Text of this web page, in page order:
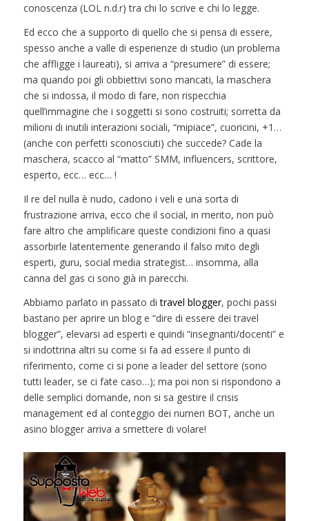
conoscenza (LOL n.d.r) tra chi lo scrive e chi lo legge.
Ed ecco che a supporto di quello che si pensa di essere,
spesso anche a valle di esperienze di studio (un problema
che affligge i laureati), si arriva a “presumere” di essere;
ma quando poi gli obbiettivi sono mancati, la maschera
che si indossa, il modo di fare, non rispecchia
quell’immagine che i soggetti si sono costruiti; sorretta da
milioni di inutili interazioni sociali, “mipiace”, cuoricini, +1…
(anche con perfetti sconosciuti) che succede? Cade la
maschera, scacco al “matto” SMM, influencers, scrittore,
esperto, ecc… ecc… !
Il re del nulla è nudo, cadono i veli e una sorta di
frustrazione arriva, ecco che il social, in merito, non può
fare altro che amplificare queste condizioni fino a quasi
assorbirle latentemente generando il falso mito degli
esperti, guru, social media strategist… insomma, alla
canna del gas ci sono già in parecchi.
Abbiamo parlato in passato ditravel blogger, pochi passi
bastano per aprire un blog e “dire di essere dei travel
blogger”, elevarsi ad esperti e quindi “insegnanti/docenti” e
si indottrina altri su come si fa ad essere il punto di
riferimento, come ci si pone a leader del settore (sono
tutti leader, se ci fate caso…); ma poi non si rispondono a
delle semplici domande, non si sa gestire il crisis
management ed al conteggio dei numeri BOT, anche un
asino blogger arriva a smettere di volare!